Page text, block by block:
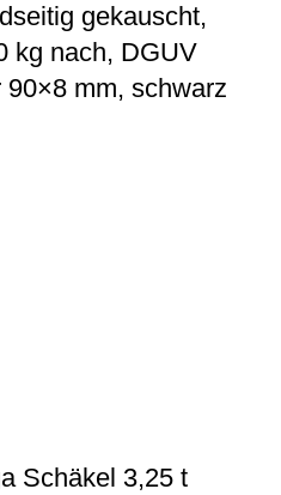
gekauscht,
kg nach, DGUV
mm, schwarz
Schäkel 3,25 t